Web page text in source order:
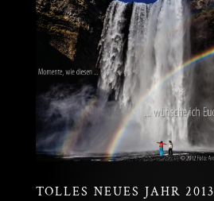
TOLLES NEUES JAHR 2013